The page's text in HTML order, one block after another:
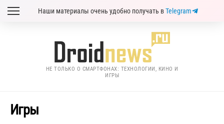
Наши материалы очень удобно получать вTelegram
НЕ ТОЛЬКО О СМАРТФОНАХ: ТЕХНОЛОГИИ, КИНО И
ИГРЫ
Игры